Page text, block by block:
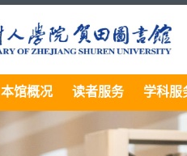
本馆概况 读者服务 学科服